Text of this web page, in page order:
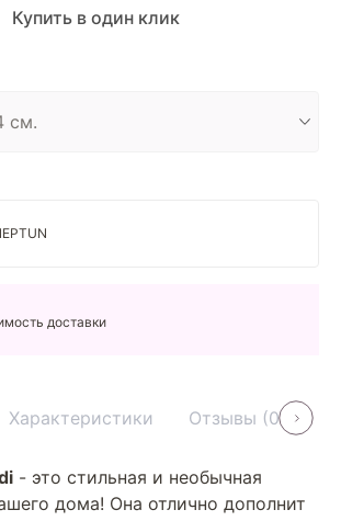
Купить в один клик
доставки
Характеристики Отзывы (0)
- это стильная и необычная
дома! Она отлично дополнит